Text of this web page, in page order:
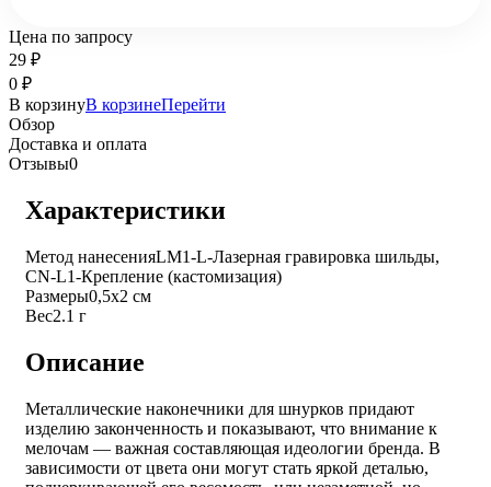
Цена по запросу
29 ₽
0 ₽
В корзинуВ корзинеПерейти
Обзор
Доставка и оплата
Отзывы0
Характеристики
Метод нанесенияLM1-L-Лазерная гравировка шильды,
CN-L1-Крепление (кастомизация)
Размеры0,5х2 см
Вес2.1 г
Описание
Металлические наконечники для шнурков придают
изделию законченность и показывают, что внимание к
мелочам — важная составляющая идеологии бренда. В
зависимости от цвета они могут стать яркой деталью,